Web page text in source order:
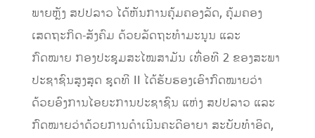
ພາຍຫຼັງ ສປປລາວ ໄດ້ຫັນການຄຸ້ມຄອງລັດ, ຄຸ້ມຄອງ
ເສດຖະກິດ-ສັງຄົມ ດ້ວຍລັດຖະທໍາມະນູນ ແລະ
ກົດໝາຍ ກອງປະຊຸມສະໄໝສາມັນ ເທື່ອທີ 2 ຂອງສະພາ
ປະຊາຊົນສູງສຸດ ຊຸດທີ II ໄດ້ຮັບຮອງເອົາກົດໝາຍວ່າ
ດ້ວຍອົງການໄອຍະການປະຊາຊົນ ແຫ່ງ ສປປລາວ ແລະ
ກົດໝາຍວ່າດ້ວຍການດໍາເນີນຄະດີອາຍາ ສະບັບທໍາອິດ,